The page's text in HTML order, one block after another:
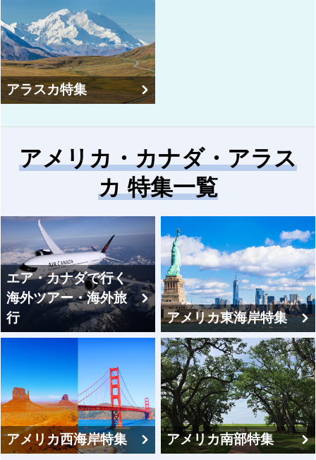
アラスカ特集
アメリカ・カナダ・アラス
カ 特集一覧
エア・カナダで行く
海外ツアー・海外旅
行
アメリカ東海岸特集
アメリカ西海岸特集 アメリカ南部特集